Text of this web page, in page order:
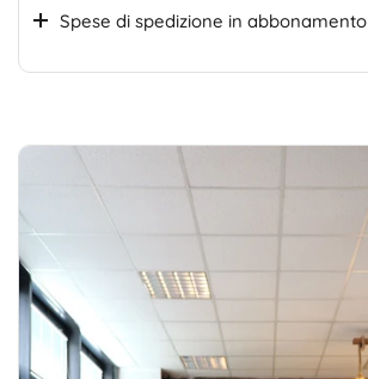
Spese di spedizione in abbonamento